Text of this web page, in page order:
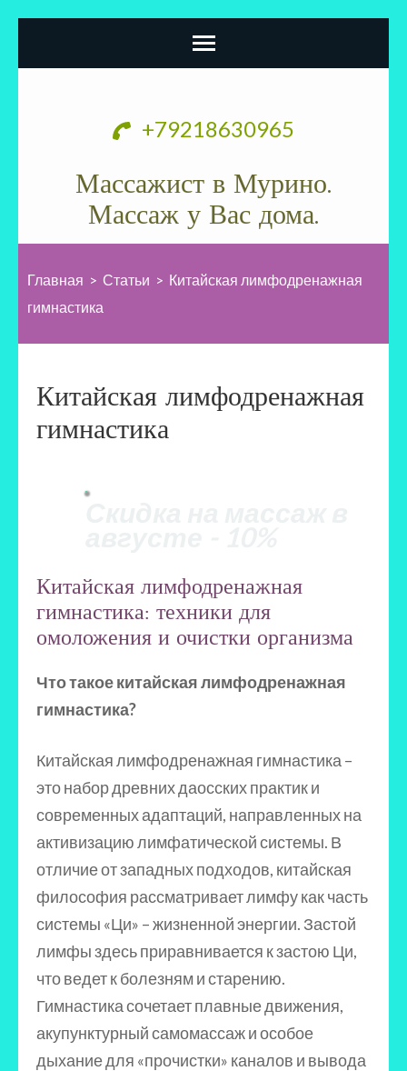
содержимому
+79218630965
Массажист в Мурино.
Массаж у Вас дома.
Главная > Статьи > Китайская лимфодренажная
гимнастика
Китайская лимфодренажная
гимнастика
Китайская лимфодренажная
гимнастика: техники для
омоложения и очистки организма
Что такое китайская лимфодренажная
гимнастика?
Китайская лимфодренажная гимнастика –
это набор древних даосских практик и
современных адаптаций, направленных на
активизацию лимфатической системы. В
отличие от западных подходов, китайская
философия рассматривает лимфу как часть
системы «Ци» – жизненной энергии. Застой
лимфы здесь приравнивается к застою Ци,
что ведет к болезням и старению.
Гимнастика сочетает плавные движения,
акупунктурный самомассаж и особое
дыхание для «прочистки» каналов и вывода